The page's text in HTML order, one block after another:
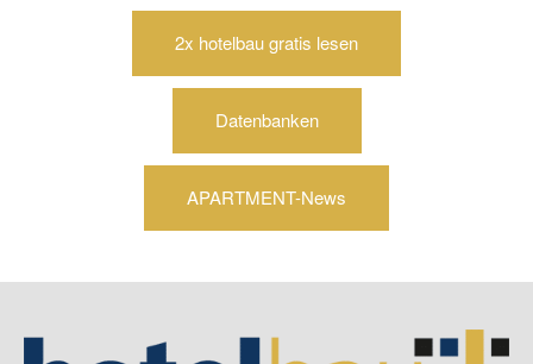
2x hotelbau gratis lesen
Datenbanken
APARTMENT-News